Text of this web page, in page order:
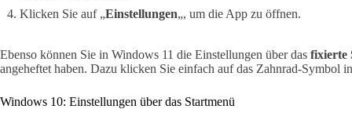
Klicken Sie auf „Einstellungen„, um die App zu öffnen.
Ebenso können Sie in Windows 11 die Einstellungen über das fixierte
angeheftet haben. Dazu klicken Sie einfach auf das Zahnrad-Symbol
Windows 10: Einstellungen über das Startmenü